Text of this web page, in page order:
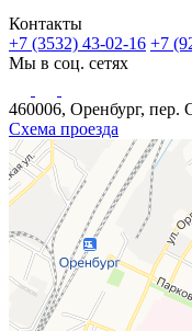
Контакты
+7 (3532) 43-02-16 +7
Мы в соц. сетях
460006, Оренбург, пер.
Схема проезда